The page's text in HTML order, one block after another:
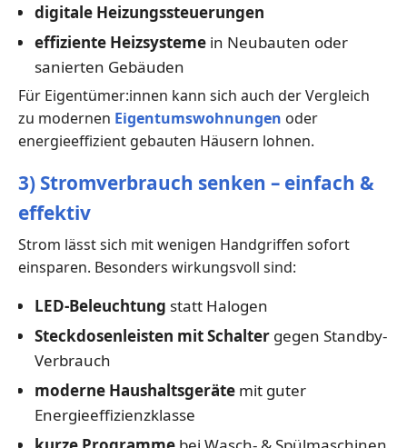
digitale Heizungssteuerungen
effiziente Heizsystemein Neubauten oder
sanierten Gebäuden
Für Eigentümer:innen kann sich auch der Vergleich
zu modernen Eigentumswohnungen oder
energieeffizient gebauten Häusern lohnen.
3) Stromverbrauch senken – einfach &
effektiv
Strom lässt sich mit wenigen Handgriffen sofort
einsparen. Besonders wirkungsvoll sind:
LED-Beleuchtung statt Halogen
Steckdosenleisten mit Schaltergegen Standby-
Verbrauch
moderne Haushaltsgerätemit guter
Energieeffizienzklasse